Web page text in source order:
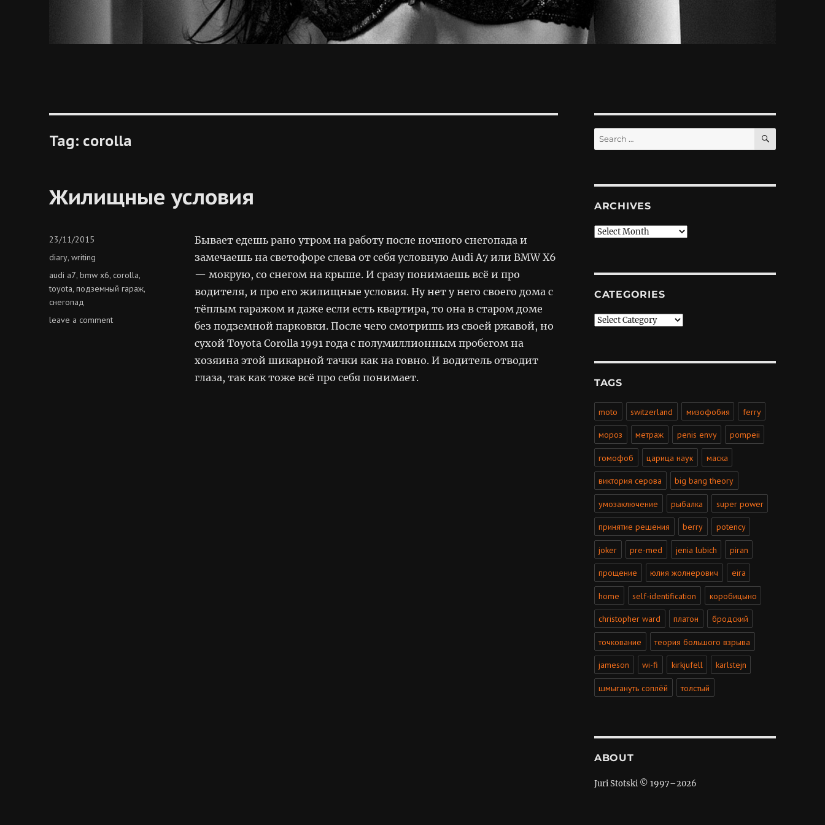
Tag: corolla
Жилищные условия
Бывает едешь рано утром на работу после ночного снегопада и
замечаешь на светофоре слева от себя условную Audi A7 или BMW X6
— мокрую, со снегом на крыше. И сразу понимаешь всё и про
водителя, и про его жилищные условия. Ну нет у него своего дома с
тёплым гаражом и даже если есть квартира, то она в старом доме
без подземной парковки. После чего смотришь из своей ржавой, но
сухой Toyota Corolla 1991 года с полумиллионным пробегом на
хозяина этой шикарной тачки как на говно. И водитель отводит
глаза, так как тоже всё про себя понимает.
Posted
23/11/2015
Categories
diary,writing
Tags
audi a7,bmw x6,corolla,
toyota,подземный гараж,
снегопад
leave a commenton
Search
for:
SEARCH
ARCHIVES
Archives
CATEGORIES
Categories
TAGS
moto switzerland мизофобия ferry
мороз метраж penis envy pompeii
гомофоб царица наук маска
виктория серова big bang theory
умозаключение рыбалка super power
принятие решения berry potency
joker pre-med jenia lubich piran
прощение юлия жолнерович eira
home self-identification коробицыно
christopher ward платон бродский
точкование теория большого взрыва
jameson wi-fi kirkjufell karlstejn
шмыгануть соплёй толстый
ABOUT
Juri Stotski © 1997–2026